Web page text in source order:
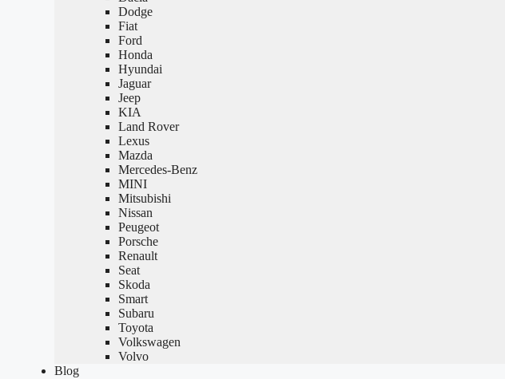
Dodge
Fiat
Ford
Honda
Hyundai
Jaguar
Jeep
KIA
Land Rover
Lexus
Mazda
Mercedes-Benz
MINI
Mitsubishi
Nissan
Peugeot
Porsche
Renault
Seat
Skoda
Smart
Subaru
Toyota
Volkswagen
Volvo
Blog